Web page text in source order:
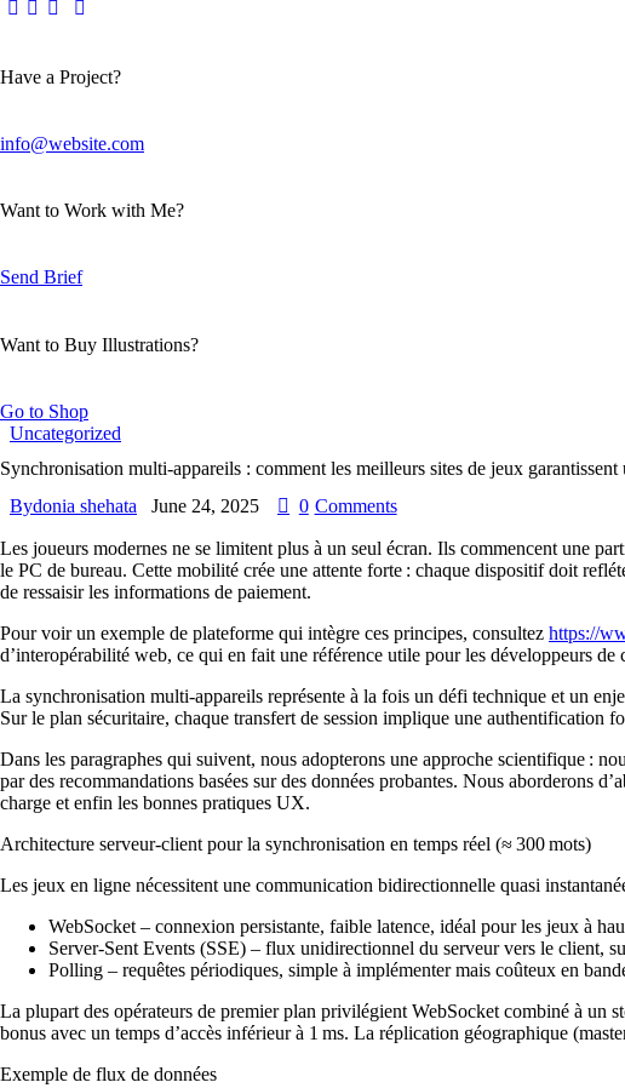
Have a Project?
info@website.com
Want to Work with Me?
Send Brief
Want to Buy Illustrations?
Go to Shop
Uncategorized
Synchronisation multi‑appareils : comment les meilleurs sites de jeux
Bydonia shehata June 24, 2025 0 Comments
Les joueurs modernes ne se limitent plus à un seul écran. Ils commencent une
le PC de bureau. Cette mobilité crée une attente forte : chaque dispositif doit
de ressaisir les informations de paiement.
Pour voir un exemple de plateforme qui intègre ces principes, consultez https://
d’interopérabilité web, ce qui en fait une référence utile pour les développeurs de
La synchronisation multi‑appareils représente à la fois un défi technique et un
Sur le plan sécuritaire, chaque transfert de session implique une authentification
Dans les paragraphes qui suivent, nous adopterons une approche scientifique :
par des recommandations basées sur des données probantes. Nous aborderons
charge et enfin les bonnes pratiques UX.
Architecture serveur‑client pour la synchronisation en temps réel (≈ 300 mots)
Les jeux en ligne nécessitent une communication bidirectionnelle quasi
WebSocket – connexion persistante, faible latence, idéal pour les jeux à
Server‑Sent Events (SSE) – flux unidirectionnel du serveur vers le client,
Polling – requêtes périodiques, simple à implémenter mais coûteux en
La plupart des opérateurs de premier plan privilégient WebSocket combiné à un
bonus avec un temps d’accès inférieur à 1 ms. La réplication géographique
Exemple de flux de données